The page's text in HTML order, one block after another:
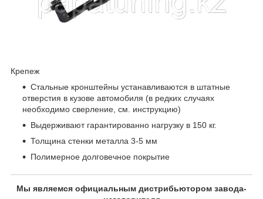
Крепеж
Стальные кронштейны устанавливаются в штатные
отверстия в кузове автомобиля (в редких случаях
необходимо сверление, см. инструкцию)
Выдерживают гарантированно нагрузку в 150 кг.
Толщина стенки металла 3-5 мм
Полимерное долговечное покрытие
Мы являемся официальным дистрибьютором завода-